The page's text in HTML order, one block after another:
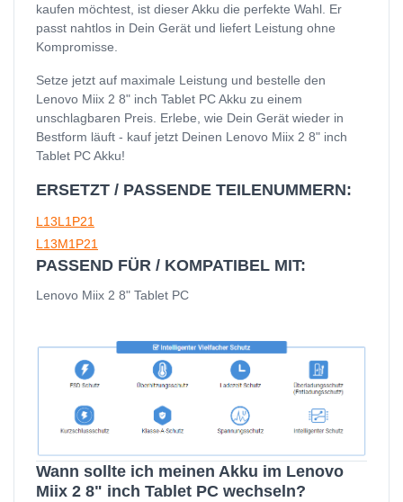
kaufen möchtest, ist dieser Akku die perfekte Wahl. Er
passt nahtlos in Dein Gerät und liefert Leistung ohne
Kompromisse.
Setze jetzt auf maximale Leistung und bestelle den
Lenovo Miix 2 8" inch Tablet PC Akku zu einem
unschlagbaren Preis. Erlebe, wie Dein Gerät wieder in
Bestform läuft - kauf jetzt Deinen Lenovo Miix 2 8" inch
Tablet PC Akku!
ERSETZT / PASSENDE TEILENUMMERN:
L13L1P21
L13M1P21
PASSEND FÜR / KOMPATIBEL MIT:
Lenovo Miix 2 8" Tablet PC
Wann sollte ich meinen Akku im Lenovo
Miix 2 8" inch Tablet PC wechseln?